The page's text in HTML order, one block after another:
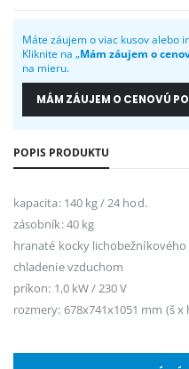
Máte záujem o viac kusov alebo
Kliknite na „Mám záujem o
na mieru.
MÁM ZÁUJEM O CENOVÚ
POPIS PRODUKTU
kapacita: 140 kg / 24 hod.
zásobník: 40 kg
hranaté kocky
chladenie vzduchom
príkon: 1,0 kW / 230 V
rozmery: 678x741x1051 mm (š x